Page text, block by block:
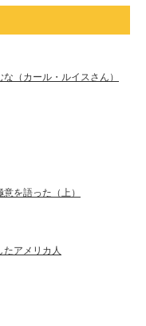
（カール・ルイスさん）
を語った（上）
アメリカ人